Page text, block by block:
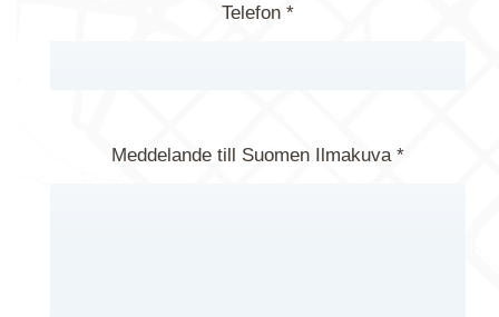
Telefon *
Meddelande till Suomen Ilmakuva *